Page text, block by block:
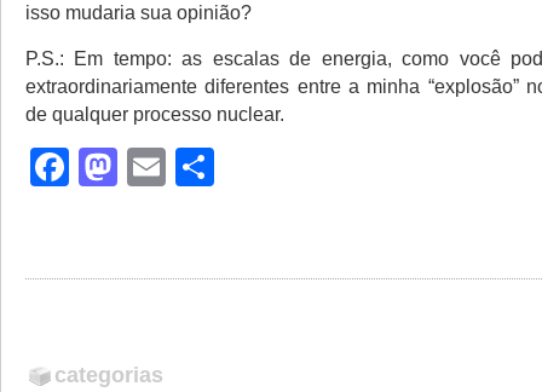
isso mudaria sua opinião?
P.S.: Em tempo: as escalas de energia, como você
extraordinariamente diferentes entre a minha “explosão”
de qualquer processo nuclear.
Facebook
Mastodon
Email
categorias